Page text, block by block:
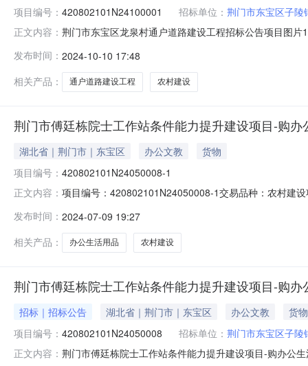
项目编号： 420802101N24100001 招标单位： 荆门市东宝区子陵
正文内容： 荆门市东宝区龙泉村通户道路建设工程招标公告项目图
10-3115:00交易地点：湖北金楚和泰建设工程项目管理
发布时间： 2024-10-10 17:48
相关产品：
通户道路建设工程 农村建设
荆门市傅廷栋院士工作站条件能力提升建设项目-购办
湖北省｜荆门市｜东宝区 办公文教
货物
项目编号： 420802101N24050008-1
正文内容： 项目编号：420802101N24050008-1交易品种：农村建
发布时间： 2024-07-09 19:27
相关产品：
办公生活用品 农村建设
荆门市傅廷栋院士工作站条件能力提升建设项目-购办
招标｜招标公告 湖北省｜荆门市｜东宝区 办公文教
货物
项目编号： 420802101N24050008 招标单位： 荆门市东宝区子陵
正文内容： 荆门市傅廷栋院士工作站条件能力提升建设项目-购办公